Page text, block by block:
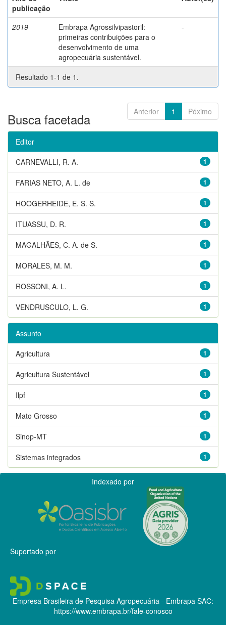
publicação
2019
Embrapa Agrossilvipastoril:
primeiras contribuições para o
desenvolvimento de uma
agropecuária sustentável.
-
Resultado 1-1 de 1.
Anterior 1 Póximo
Busca facetada
Editor
1
CARNEVALLI, R. A.
1
FARIAS NETO, A. L. de
1
HOOGERHEIDE, E. S. S.
1
ITUASSU, D. R.
1
MAGALHÃES, C. A. de S.
1
MORALES, M. M.
1
ROSSONI, A. L.
1
VENDRUSCULO, L. G.
Assunto
1
Agricultura
1
Agricultura Sustentável
1
Ilpf
1
Mato Grosso
1
Sinop-MT
1
Sistemas integrados
Indexado por
Suportado por
Empresa Brasileira de Pesquisa Agropecuária - Embrapa SAC:
https://www.embrapa.br/fale-conosco